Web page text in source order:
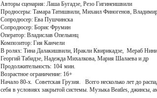
Авторы сценария: Лаша Бугадзе, Резо Гигинеишвили
Продюсеры: Тамара Татишвили, Михаил Финогенов,
Сопродюсер: Ева Пушчинска
Сопродюсер: Борис Фрумин
Оператор: Владислав Опельянц
Композитор: Гия Канчели
В ролях: Тина Далакишвили, Иракли Квирикадзе, Мераб
Георгий Табидзе, Надежда Михалкова, Мария Шалаева и др
Продолжительность: 104 мин.
Возрастное ограничение: 16+
Начало 80-х. Советская Грузия. Всего несколько лет до
себя в условиях закрытой системы. Музыка Beatles, джинсы,